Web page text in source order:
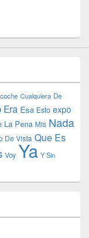
coche Cualquiera De
Era Esa Esto expo
La Pena Mis Nada
De Vista Que Es
Voy Ya Y Sin